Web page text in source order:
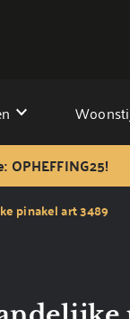
pinakel art 3489